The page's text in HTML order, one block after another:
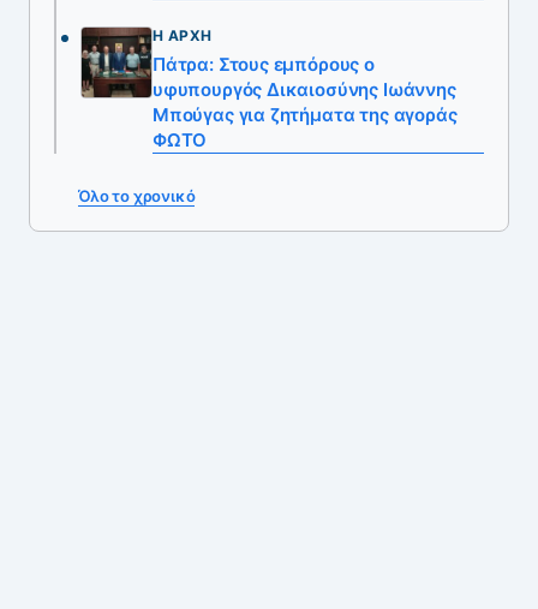
Η ΑΡΧΉ
Πάτρα: Στους εμπόρους ο
υφυπουργός Δικαιοσύνης Ιωάννης
Μπούγας για ζητήματα της αγοράς
ΦΩΤΟ
Όλο το χρονικό